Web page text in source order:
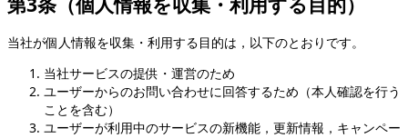
当社が個人情報を収集・利用する目的は，以下のとおりです。
当社サービスの提供・運営のため
ユーザーからのお問い合わせに回答するため（本人確認を行う
ことを含む）
ユーザーが利用中のサービスの新機能，更新情報，キャンペー